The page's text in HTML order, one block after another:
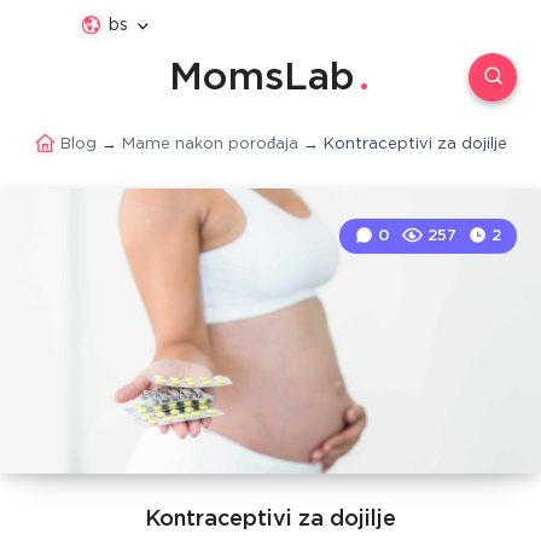
bs
MomsLab
Blog → Mame nakon porođaja → Kontraceptivi za dojilje
Kontraceptivi za dojilje
0 257 2